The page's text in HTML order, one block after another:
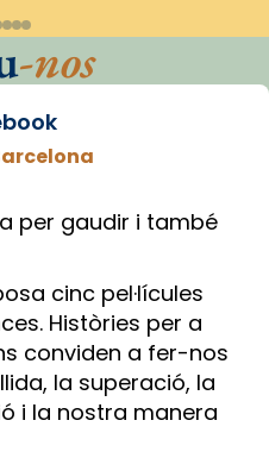
-nos
per gaudir i també
cinc pel·lícules
Històries per a
conviden a fer-nos
la superació, la
i la nostra manera